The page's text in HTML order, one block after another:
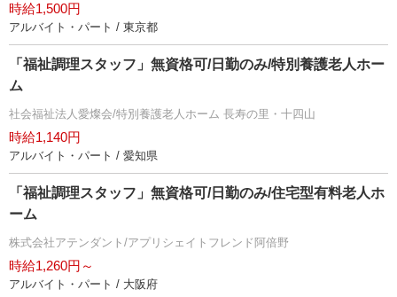
時給1,500円
アルバイト・パート / 東京都
「福祉調理スタッフ」無資格可/日勤のみ/特別養護老人ホー
ム
社会福祉法人愛燦会/特別養護老人ホーム 長寿の里・十四山
時給1,140円
アルバイト・パート / 愛知県
「福祉調理スタッフ」無資格可/日勤のみ/住宅型有料老人ホ
ーム
株式会社アテンダント/アプリシェイトフレンド阿倍野
時給1,260円～
アルバイト・パート / 大阪府